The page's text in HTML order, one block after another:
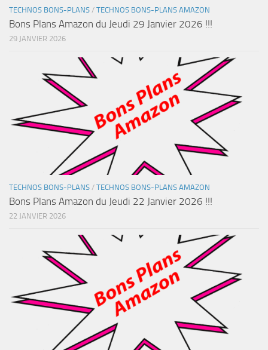
TECHNOS BONS-PLANS / TECHNOS BONS-PLANS AMAZON
Bons Plans Amazon du Jeudi 29 Janvier 2026 !!!
29 JANVIER 2026
TECHNOS BONS-PLANS / TECHNOS BONS-PLANS AMAZON
Bons Plans Amazon du Jeudi 22 Janvier 2026 !!!
22 JANVIER 2026